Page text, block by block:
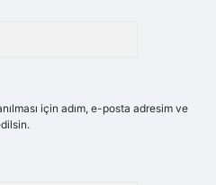
için adım, e-posta adresim ve